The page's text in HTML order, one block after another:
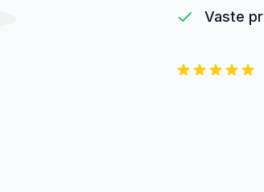
Vaste